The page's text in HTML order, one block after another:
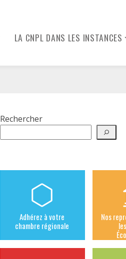
LA CNPL DANS LES INSTANCES
Rechercher
Adhérez à votre
chambre régionale
Nos